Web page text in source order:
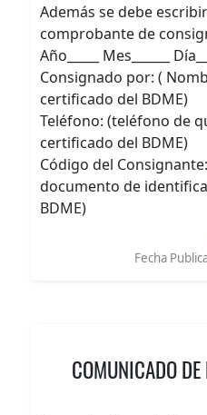
Además se debe
comprobante de
Año_____ Mes______
Consignado por: (
certificado del BDME)
Teléfono: (teléfono de
certificado del BDME)
Código del
documento de
BDME)
Fecha
COMUNICADO